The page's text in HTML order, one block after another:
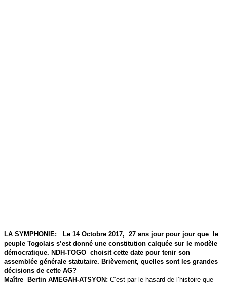
LA SYMPHONIE: Le 14 Octobre 2017, 27 ans jour pour jour que le
peuple Togolais s’est donné une constitution calquée sur le modèle
démocratique. NDH-TOGO choisit cette date pour tenir son
assemblée générale statutaire. Brièvement, quelles sont les grandes
décisions de cette AG?
Maître Bertin AMEGAH-ATSYON: C’est par le hasard de l’histoire que